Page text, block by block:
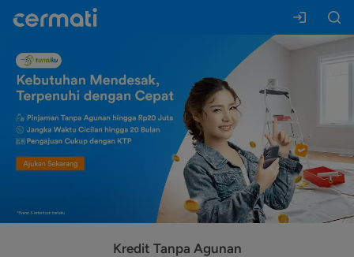
Kredit Tanpa Agunan